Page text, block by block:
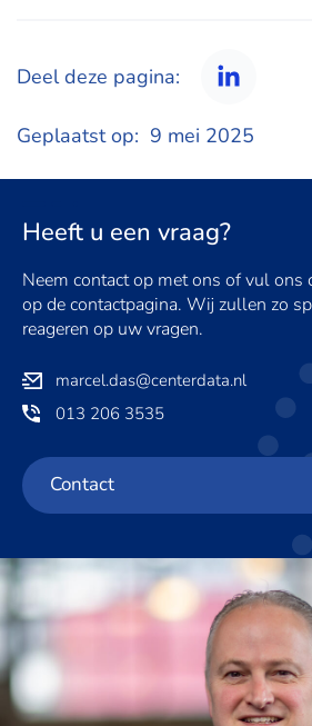
Deel deze pagina:
LinkedIn
Geplaatst op: 9 mei 2025
Heeft u een vraag?
Neem contact op met ons of vul ons
op de contactpagina. Wij zullen zo
reageren op uw vragen.
marcel.das@centerdata.nl
013 206 3535
Contact